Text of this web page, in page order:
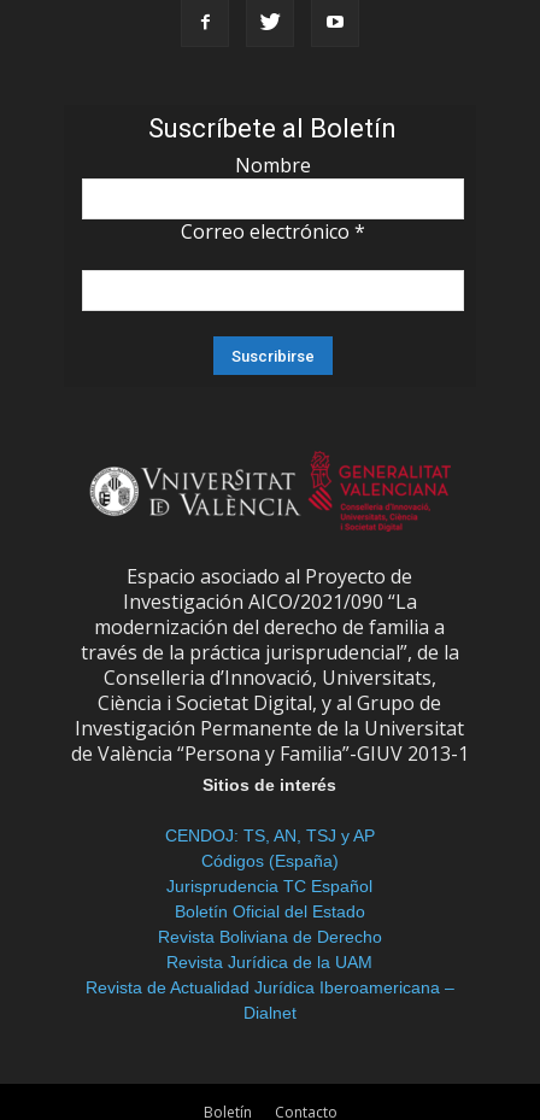
Suscríbete al Boletín
Nombre
Correo electrónico *
Espacio asociado al Proyecto de
Investigación AICO/2021/090 “La
modernización del derecho de familia a
través de la práctica jurisprudencial”, de la
Conselleria d’Innovació, Universitats,
Ciència i Societat Digital, y al Grupo de
Investigación Permanente de la Universitat
de València “Persona y Familia”-GIUV 2013-1
Sitios de interés
CENDOJ: TS, AN, TSJ y AP
Códigos (España)
Jurisprudencia TC Español
Boletín Oficial del Estado
Revista Boliviana de Derecho
Revista Jurídica de la UAM
Revista de Actualidad Jurídica Iberoamericana –
Dialnet
Boletín Contacto